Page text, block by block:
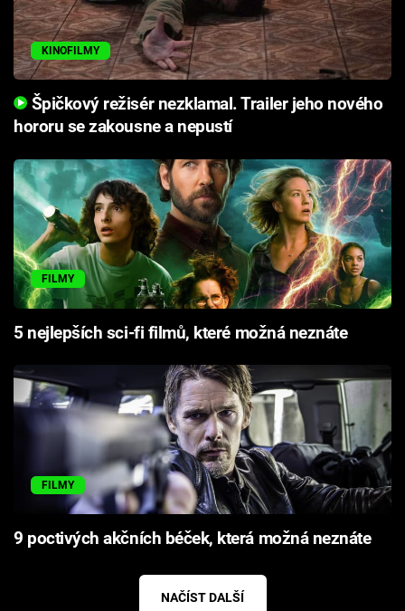
Přihlášení
Sledujte nás
KINOFILMY
Špičkový režisér nezklamal. Trailer jeho nového
hororu se zakousne a nepustí
FILMY
5 nejlepších sci-fi filmů, které možná neznáte
FILMY
9 poctivých akčních béček, která možná neznáte
NAČÍST DALŠÍ